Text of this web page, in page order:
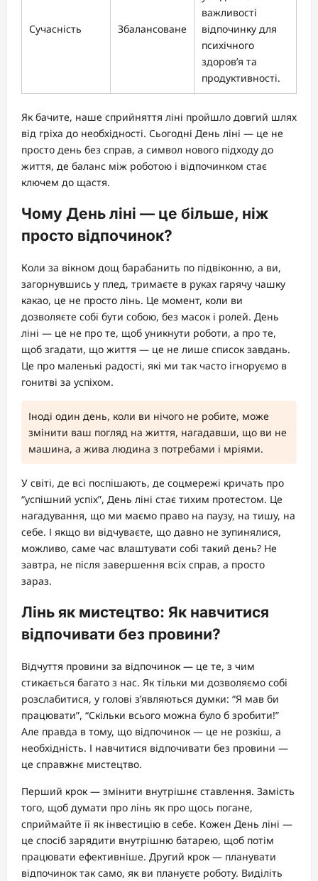
Сучасність Збалансоване
важливості
відпочинку для
психічного
здоров’я та
продуктивності.
Як бачите, наше сприйняття ліні пройшло довгий шлях
від гріха до необхідності. Сьогодні День ліні — це не
просто день без справ, а символ нового підходу до
життя, де баланс між роботою і відпочинком стає
ключем до щастя.
Чому День ліні — це більше, ніж
просто відпочинок?
Коли за вікном дощ барабанить по підвіконню, а ви,
загорнувшись у плед, тримаєте в руках гарячу чашку
какао, це не просто лінь. Це момент, коли ви
дозволяєте собі бути собою, без масок і ролей. День
ліні — це не про те, щоб уникнути роботи, а про те,
щоб згадати, що життя — це не лише список завдань.
Це про маленькі радості, які ми так часто ігноруємо в
гонитві за успіхом.
Іноді один день, коли ви нічого не робите, може
змінити ваш погляд на життя, нагадавши, що ви не
машина, а жива людина з потребами і мріями.
У світі, де всі поспішають, де соцмережі кричать про
“успішний успіх”, День ліні стає тихим протестом. Це
нагадування, що ми маємо право на паузу, на тишу, на
себе. І якщо ви відчуваєте, що давно не зупинялися,
можливо, саме час влаштувати собі такий день? Не
завтра, не після завершення всіх справ, а просто
зараз.
Лінь як мистецтво: Як навчитися
відпочивати без провини?
Відчуття провини за відпочинок — це те, з чим
стикається багато з нас. Як тільки ми дозволяємо собі
розслабитися, у голові з’являються думки: “Я мав би
працювати”, “Скільки всього можна було б зробити!”
Але правда в тому, що відпочинок — це не розкіш, а
необхідність. І навчитися відпочивати без провини —
це справжнє мистецтво.
Перший крок — змінити внутрішнє ставлення. Замість
того, щоб думати про лінь як про щось погане,
сприймайте її як інвестицію в себе. Кожен День ліні —
це спосіб зарядити внутрішню батарею, щоб потім
працювати ефективніше. Другий крок — планувати
відпочинок так само, як ви плануєте роботу. Виділіть